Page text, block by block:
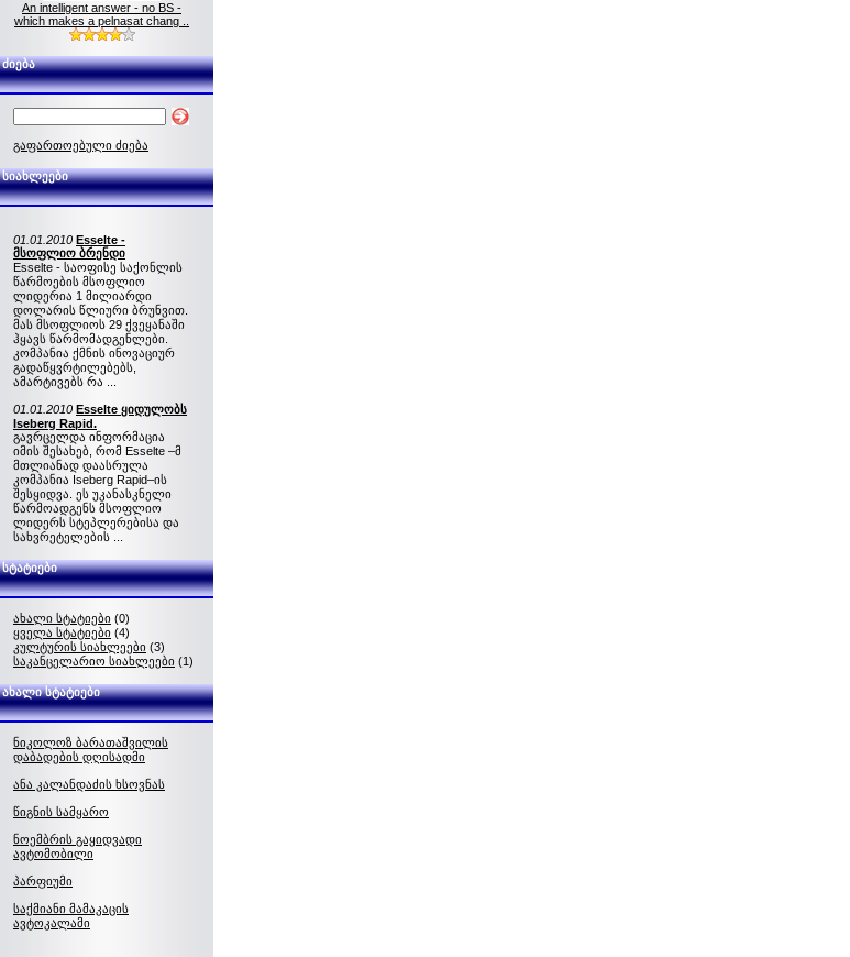
An intelligent answer - no BS -
which makes a pelnasat chang ..
ძიება
გაფართოებული ძიება
სიახლეები
01.01.2010 Esselte -
მსოფლიო ბრენდი
Esselte - საოფისე საქონლის
წარმოების მსოფლიო
ლიდერია 1 მილიარდი
დოლარის წლიური ბრუნვით.
მას მსოფლიოს 29 ქვეყანაში
ჰყავს წარმომადგენლები.
კომპანია ქმნის ინოვაციურ
გადაწყვრტილებებს,
ამარტივებს რა ...
01.01.2010 Esselte ყიდულობს
Iseberg Rapid.
გავრცელდა ინფორმაცია
იმის შესახებ, რომ Esselte –მ
მთლიანად დაასრულა
კომპანია Iseberg Rapid–ის
შესყიდვა. ეს უკანასკნელი
წარმოადგენს მსოფლიო
ლიდერს სტეპლერებისა და
სახვრეტელების ...
სტატიები
ახალი სტატიები (0)
ყველა სტატიები (4)
კულტურის სიახლეები (3)
საკანცელარიო სიახლეები (1)
ახალი სტატიები
ნიკოლოზ ბარათაშვილის
დაბადების დღისადმი
ანა კალანდაძის ხსოვნას
წიგნის სამყარო
ნოემბრის გაყიდვადი
ავტომობილი
პარფიუმი
საქმიანი მამაკაცის
ავტოკალამი